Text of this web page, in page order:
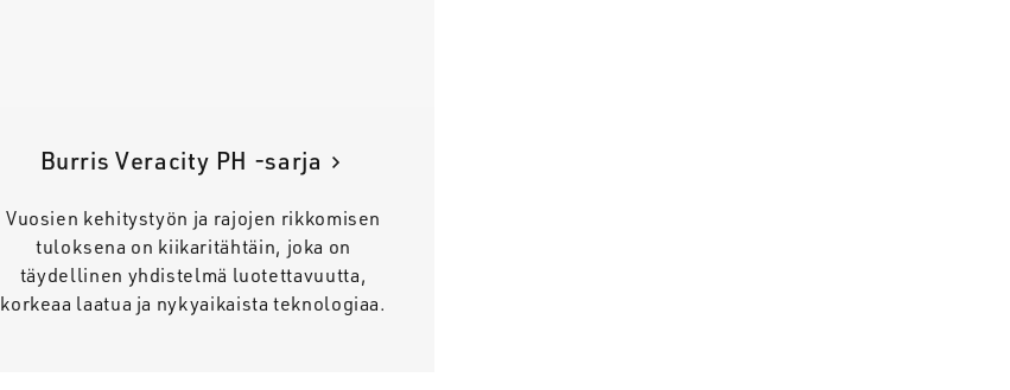
Burris Veracity PH -sarja
Vuosien kehitystyön ja rajojen rikkomisen
tuloksena on kiikaritähtäin, joka on
täydellinen yhdistelmä luotettavuutta,
korkeaa laatua ja nykyaikaista teknologiaa.